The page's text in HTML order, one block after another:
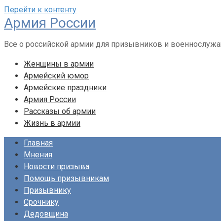
Перейти к контенту
Армия России
Все о российской армии для призывников и
Женщины в армии
Армейский юмор
Армейские праздники
Армия России
Рассказы об армии
Жизнь в армии
Главная
Мнения
Новости призыва
Помощь призывникам
Призывнику
Срочнику
Дедовщина